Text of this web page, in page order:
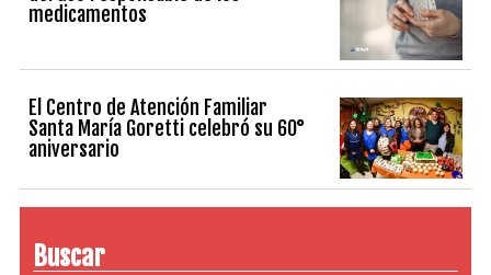
medicamentos
El Centro de Atención Familiar
Santa María Goretti celebró su 60°
aniversario
Buscar